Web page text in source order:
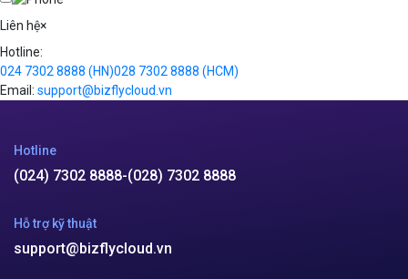
Videos
Liên hệ×
Hotline:
024 7302 8888 (HN)028 7302 8888 (HCM)
Email: support@bizflycloud.vn
Hotline
(024) 7302 8888-(028) 7302 8888
Hỗ trợ kỹ thuật
support@bizflycloud.vn